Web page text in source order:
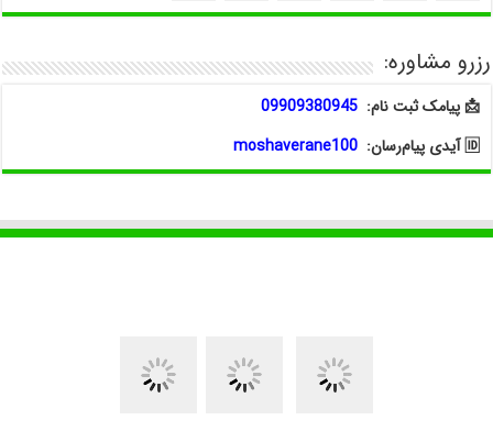
رزرو مشاوره:
📩 پیامک ثبت نام:09909380945
🆔 آیدی پیام‌رسان:
moshaverane100